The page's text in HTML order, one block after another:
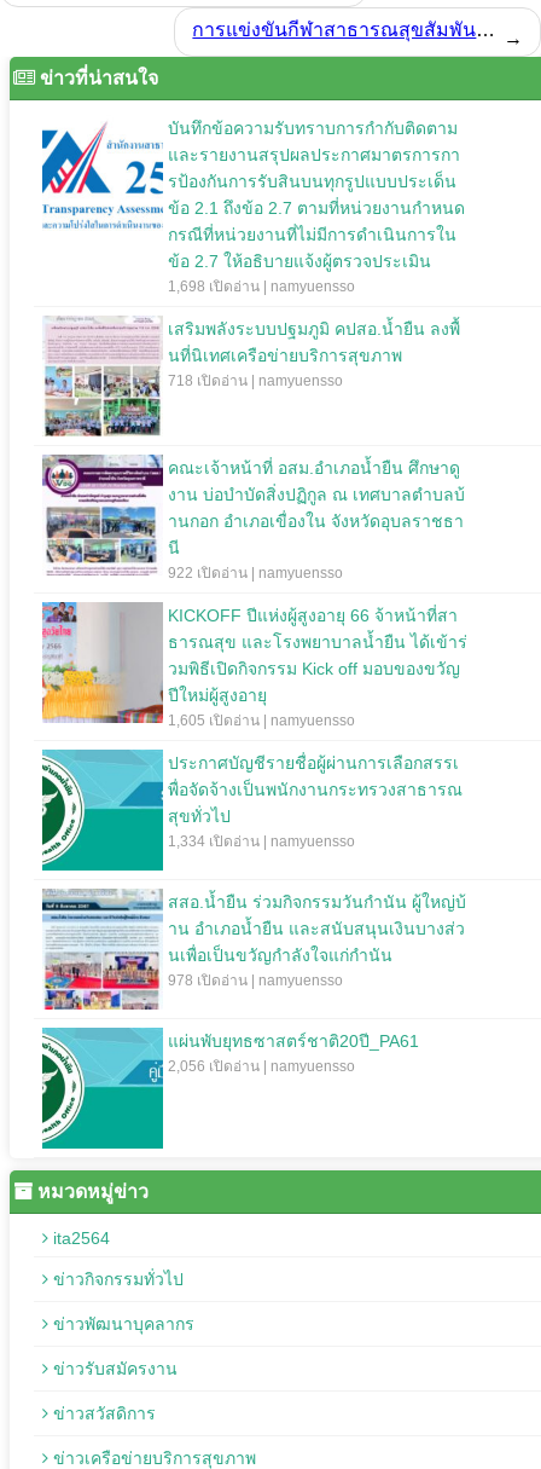
การแข่งขันกีฬาสาธารณสุขสัมพันธ์ โซนที่ 4 สนาม ร.ร.บุณฑริก
→
ข่าวที่น่าสนใจ
บันทึกข้อความรับทราบการกำกับติดตาม
และรายงานสรุปผลประกาศมาตรการกา
รป้องกันการรับสินบนทุกรูปแบบประเด็น
ข้อ 2.1 ถึงข้อ 2.7 ตามที่หน่วยงานกำหนด
กรณีที่หน่วยงานที่ไม่มีการดำเนินการใน
ข้อ 2.7 ให้อธิบายแจ้งผู้ตรวจประเมิน
1,698 เปิดอ่าน | namyuensso
เสริมพลังระบบปฐมภูมิ คปสอ.น้ำยืน ลงพื้
นที่นิเทศเครือข่ายบริการสุขภาพ
718 เปิดอ่าน | namyuensso
คณะเจ้าหน้าที่ อสม.อำเภอน้ำยืน ศึกษาดู
งาน บ่อบำบัดสิ่งปฏิกูล ณ เทศบาลตำบลบ้
านกอก อำเภอเขื่องใน จังหวัดอุบลราชธา
นี
922 เปิดอ่าน | namyuensso
KICKOFF ปีแห่งผู้สูงอายุ 66 จ้าหน้าที่สา
ธารณสุข และโรงพยาบาลน้ำยืน ได้เข้าร่
วมพิธีเปิดกิจกรรม Kick off มอบของขวัญ
ปีใหม่ผู้สูงอายุ
1,605 เปิดอ่าน | namyuensso
ประกาศบัญชีรายชื่อผู้ผ่านการเลือกสรรเ
พื่อจัดจ้างเป็นพนักงานกระทรวงสาธารณ
สุขทั่วไป
1,334 เปิดอ่าน | namyuensso
สสอ.น้ำยืน ร่วมกิจกรรมวันกำนัน ผู้ใหญ่บ้
าน อำเภอน้ำยืน และสนับสนุนเงินบางส่ว
นเพื่อเป็นขวัญกำลังใจแก่กำนัน
978 เปิดอ่าน | namyuensso
แผ่นพับยุทธซาสตร์ชาติ20ปี_PA61
2,056 เปิดอ่าน | namyuensso
หมวดหมู่ข่าว
ita2564
ข่าวกิจกรรมทั่วไป
ข่าวพัฒนาบุคลากร
ข่าวรับสมัครงาน
ข่าวสวัสดิการ
ข่าวเครือข่ายบริการสุขภาพ